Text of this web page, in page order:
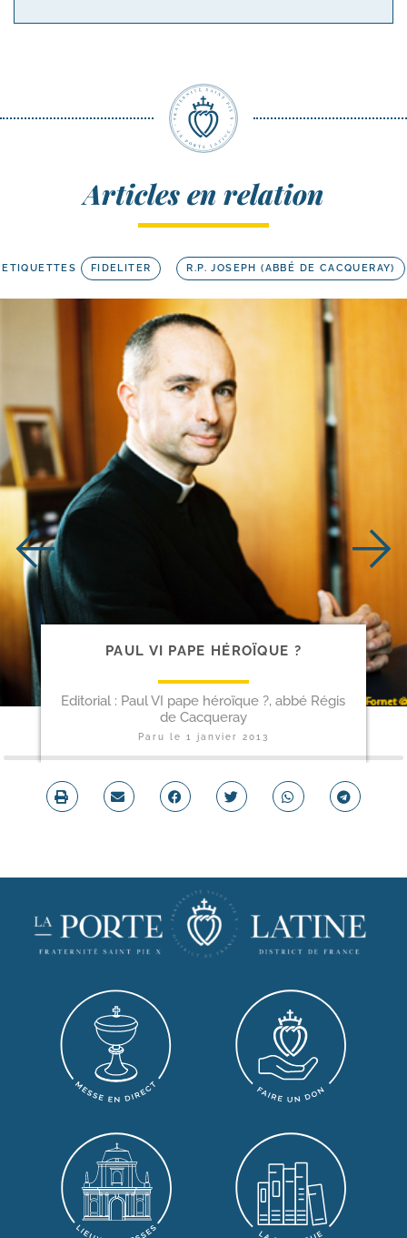
Articles en relation
ETIQUETTES FIDELITER R.P. JOSEPH (ABBÉ DE CACQUERAY)
PAUL VI PAPE HÉROÏQUE ?
Editorial : Paul VI pape héroïque ?, abbé Régis
de Cacqueray
Paru le 1 janvier 2013